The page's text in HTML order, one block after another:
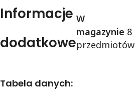
Informacje
dodatkowe
W
magazynie 8
przedmiotów
Tabela danych: